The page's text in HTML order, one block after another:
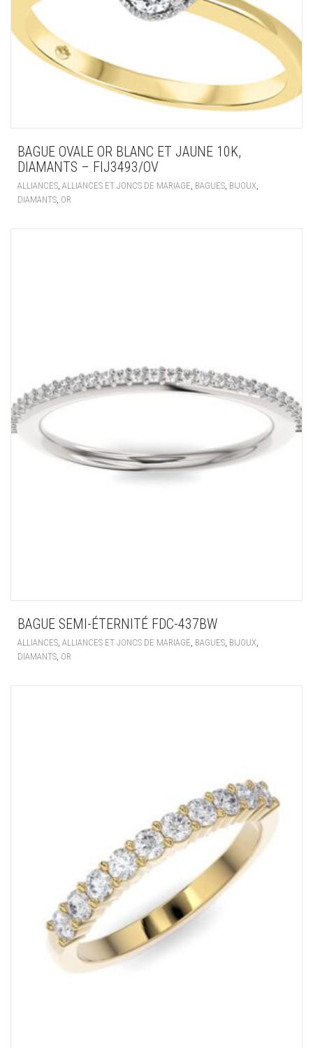
BAGUE OVALE OR BLANC ET JAUNE 10K,
DIAMANTS – FIJ3493/OV
ALLIANCES ALLIANCES ET JONCS DE MARIAGE BAGUES BIJOUX
DIAMANTS OR
BAGUE SEMI-ÉTERNITÉ FDC-437BW
ALLIANCES ALLIANCES ET JONCS DE MARIAGE BAGUES BIJOUX
DIAMANTS OR